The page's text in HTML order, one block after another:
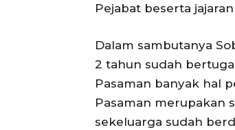
Pejabat beserta
Dalam sambutanya
2 tahun sudah
Pasaman banyak hal
Pasaman merupakan
sekeluarga sudah